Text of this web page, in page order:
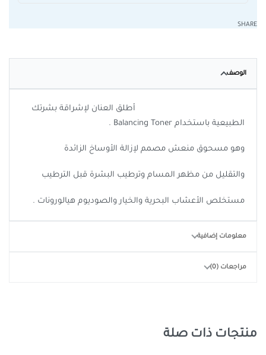
SHARE
الوصف
أطلق العنان لإشراقة بشرتك
الطبيعية باستخدام Balancing Toner .
وهو مسحوق منعش مصمم لإزالة الأوساخ الزائدة
والتقليل من مظهر المسام وترطيب البشرة قبل الترطيب
مستخلص الأعشاب البحرية والخيار والصوديوم هيالورونات .
معلومات إضافية
مراجعات (0)
منتجات ذات صلة